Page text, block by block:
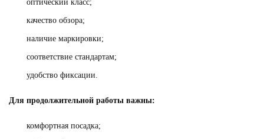
оптический класс;
качество обзора;
наличие маркировки;
соответствие стандартам;
удобство фиксации.
Для продолжительной работы важны:
комфортная посадка;